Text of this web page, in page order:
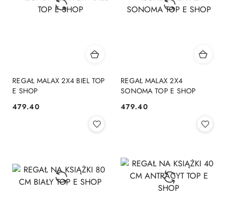
REGAŁ MALAX 2X4 BIEL TOP
E SHOP
Cena:
479.40
REGAŁ MALAX 2X4
SONOMA TOP E SHOP
Cena:
479.40